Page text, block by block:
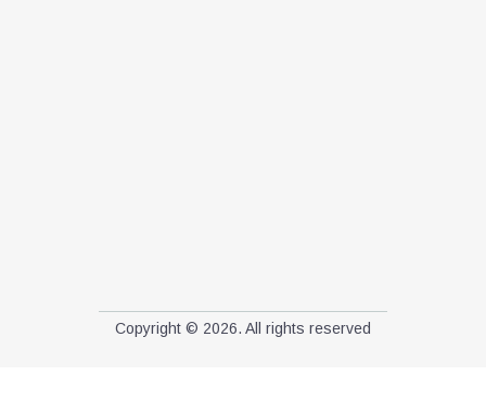
Copyright © 2026. All rights reserved